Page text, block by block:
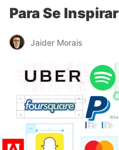
Para Se Inspirar
Jaider Morais